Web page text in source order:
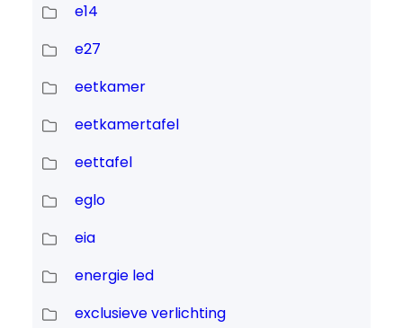
e14
e27
eetkamer
eetkamertafel
eettafel
eglo
eia
energie led
exclusieve verlichting